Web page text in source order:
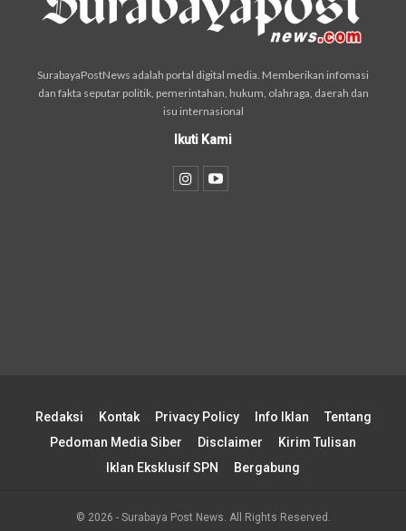
SurabayaPostNews adalah portal digital media. Memberikan infomasi
dan fakta seputar politik, pemerintahan, hukum, olahraga, daerah dan
isu internasional
Ikuti Kami
Redaksi Kontak Privacy Policy Info Iklan
Tentang
Pedoman Media Siber
Disclaimer
Kirim Tulisan
Iklan Eksklusif SPN
Bergabung
© 2026 - Surabaya Post News. All Rights Reserved.